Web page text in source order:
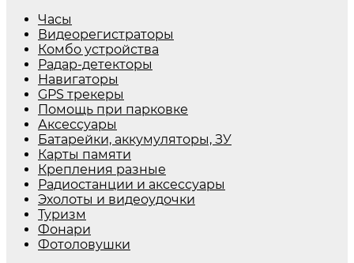
Часы
Видеорегистраторы
Комбо устройства
Радар-детекторы
Навигаторы
GPS трекеры
Помощь при парковке
Аксессуары
Батарейки, аккумуляторы, ЗУ
Карты памяти
Крепления разные
Радиостанции и аксессуары
Эхолоты и видеоудочки
Туризм
Фонари
Фотоловушки